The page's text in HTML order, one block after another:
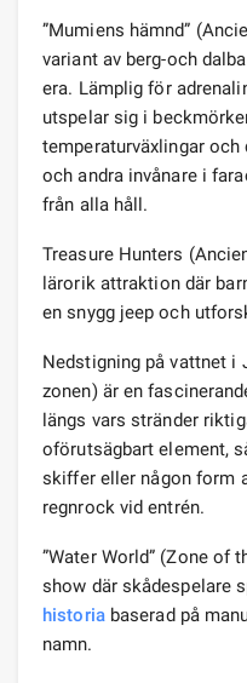
”Mumiens hämnd”
variant av berg-och
era. Lämplig för
utspelar sig i
temperaturväxlingar och
och andra invånare i
från alla håll.
Treasure Hunters
lärorik attraktion där
en snygg jeep och
Nedstigning på vattnet i
zonen) är en
längs vars stränder
oförutsägbart element,
skiffer eller någon form
regnrock vid entrén.
”Water World” (Zone of
show där skådespelare
historiabaserad på
namn.